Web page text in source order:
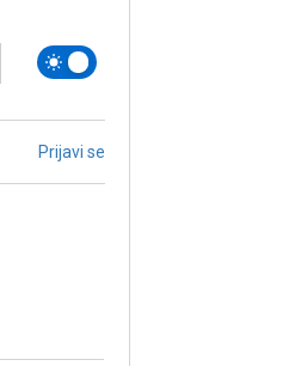
Prijavi se